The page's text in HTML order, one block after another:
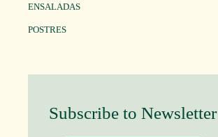
ENSALADAS
POSTRES
Subscribe to Newsletter